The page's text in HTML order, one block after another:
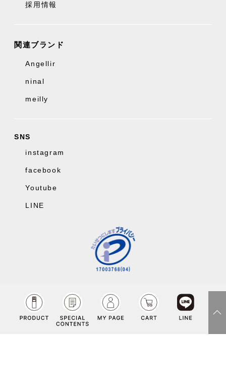
採用情報
関連ブランド
Angellir
ninal
meilly
SNS
instagram
facebook
Youtube
LINE
fac
ebo
inst
You
Copyright©Co-medical Co.Ltd rights reserved.